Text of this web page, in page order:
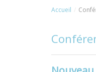
Accueil